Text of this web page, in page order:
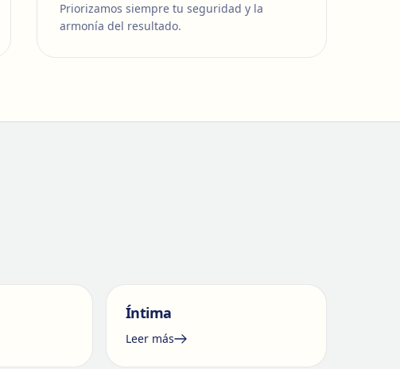
Priorizamos siempre tu seguridad y la
armonía del resultado.
Íntima
Leer más